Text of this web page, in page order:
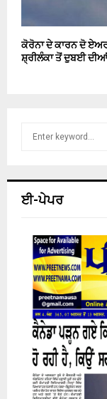
ਕੋਰੋਨਾ ਦੇ ਕਾਰਨ ਦੋ
ਸ਼੍ਰੀਲੰਕਾ ਤੋਂ ਦੁਬਈ
h
ਈ-ਪੇਪਰ